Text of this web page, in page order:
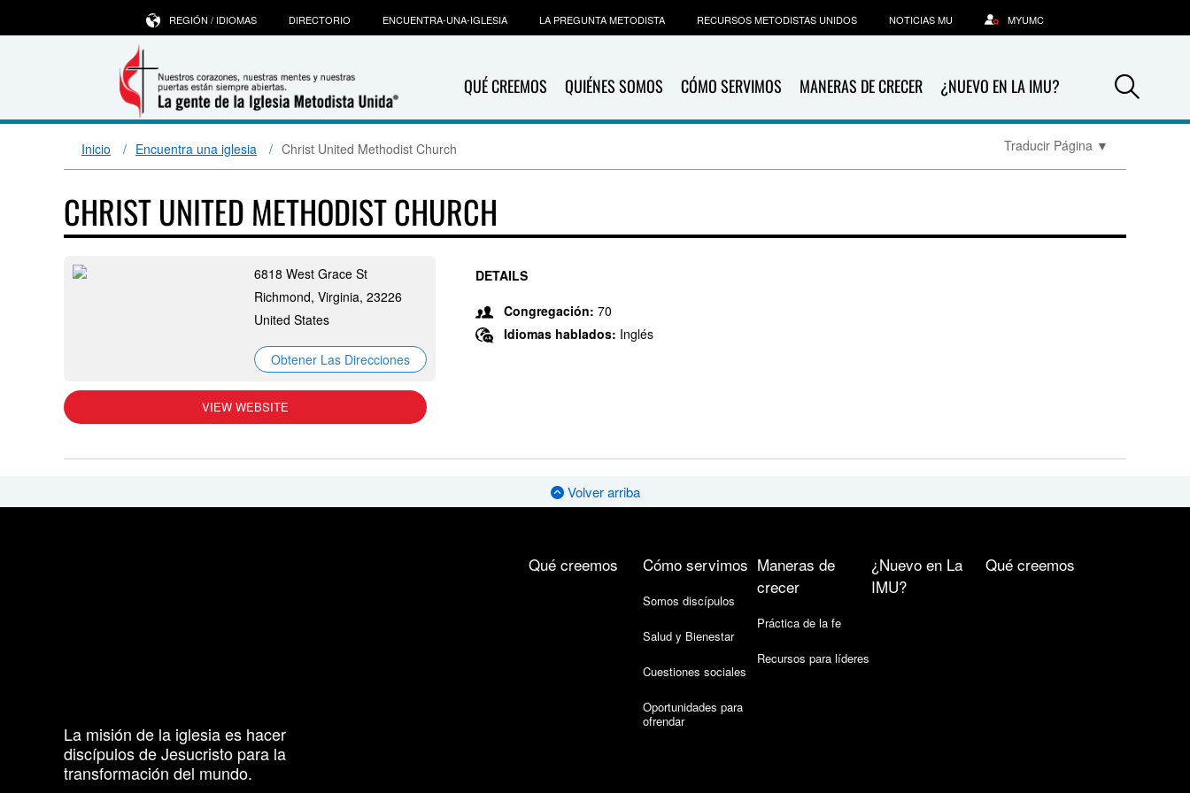
QUÉ CREEMOS QUIÉNES SOMOS CÓMO SERVIMOS MANERAS DE CRECER ¿NUEVO EN LA IMU?
REGIÓN / IDIOMAS DIRECTORIO ENCUENTRA-UNA-IGLESIA LA PREGUNTA METODISTA RECURSOS METODISTAS UNIDOS NOTICIAS MU MYUMC
Inicio Encuentra una iglesia Christ United Methodist Church Traducir Página ▼
CHRIST UNITED METHODIST CHURCH
6818 West Grace St
Richmond, Virginia, 23226
United States
Obtener Las Direcciones
VIEW WEBSITE
DETAILS
Congregación: 70
Idiomas hablados: Inglés
Volver arriba
La misión de la iglesia es hacer
discípulos de Jesucristo para la
transformación del mundo.
Qué creemos Cómo servimos
Somos discípulos
Salud y Bienestar
Cuestiones sociales
Oportunidades para
ofrendar
Maneras de
crecer
Práctica de la fe
Recursos para líderes
¿Nuevo en La
IMU?
Qué creemos